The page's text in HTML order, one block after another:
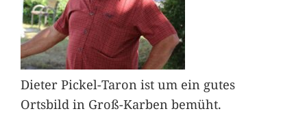
Dieter Pickel-Taron ist um ein gutes
Ortsbild in Groß-Karben bemüht.